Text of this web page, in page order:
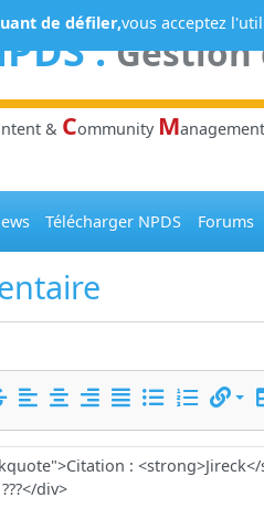
:
& Community Management
Télécharger NPDS Forums
de défiler,vous acceptez